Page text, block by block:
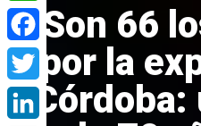
Son 66
por la
Córdoba:
WhatsApp
Facebook
Twitter